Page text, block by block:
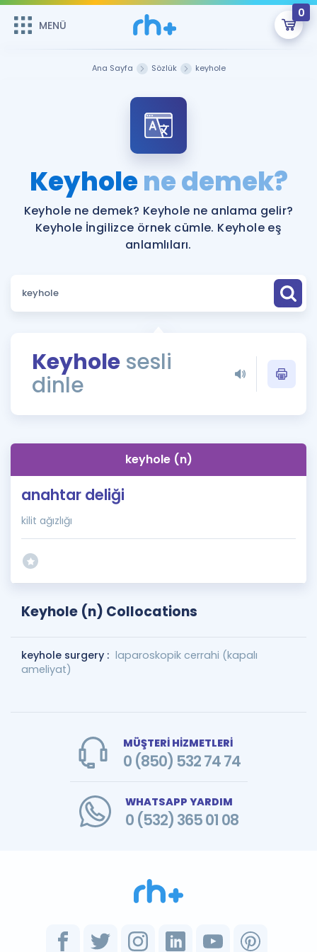
MENÜ
0
ÜYE DEĞİLİM
Sepetin Şu An Boş.
Remzi Hoca ile seni sınava hazırlayacak onlarca eğitim seni
bekliyor!
MENÜ
Katılımcı Görüşleri
Faydalı Araçlar
Sözlük
Rehberlik Aracı
ÖSYM Sınav Takvimi
İngilizce Gramer
Hakkımızda
Ana Sayfa Sözlük keyhole
Keyholene demek?
Keyhole ne demek? Keyhole ne anlama gelir?
Keyhole İngilizce örnek cümle. Keyhole eş
anlamlıları.
Keyhole sesli
dinle
keyhole (n)
anahtar deliği
kilit ağızlığı
Keyhole (n) Collocations
keyhole surgery : laparoskopik cerrahi (kapalı
ameliyat)
MÜŞTERİ HİZMETLERİ
0 (850) 532 74 74
WHATSAPP YARDIM
0 (532) 365 01 08